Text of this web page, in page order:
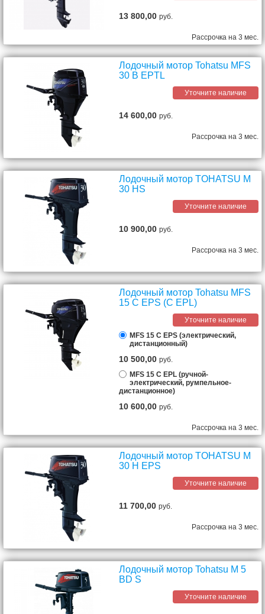
13 800,00руб.
Рассрочка на 3 мес.
Лодочный мотор Tohatsu MFS
30 B EPTL
Уточните наличие
14 600,00руб.
Рассрочка на 3 мес.
Лодочный мотор TOHATSU M
30 HS
Уточните наличие
10 900,00руб.
Рассрочка на 3 мес.
Лодочный мотор Tohatsu MFS
15 C EPS (C EPL)
Уточните наличие
MFS 15 C EPS (электрический,
дистанционный)
10 500,00руб.
MFS 15 C EPL (ручной-
электрический, румпельное-
дистанционное)
10 600,00руб.
Рассрочка на 3 мес.
Лодочный мотор TOHATSU M
30 H EPS
Уточните наличие
11 700,00руб.
Рассрочка на 3 мес.
Лодочный мотор Tohatsu M 5
BD S
Уточните наличие